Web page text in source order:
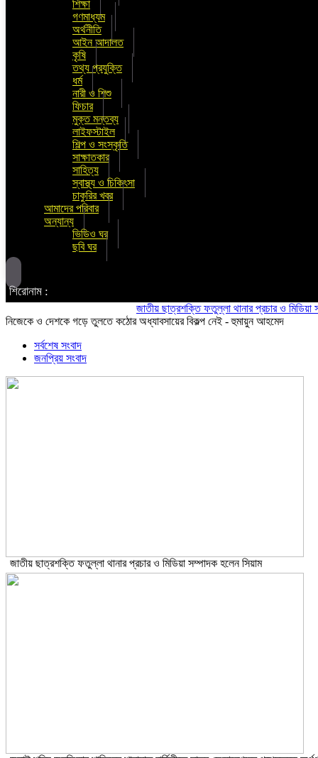
শিক্ষা
গণমাধ্যম
অর্থনীতি
আইন আদালত
কৃষি
তথ্য প্রযুক্তি
ধর্ম
নারী ও শিশু
ফিচার
মুক্ত মন্তব্য
লাইফস্টাইল
শিল্প ও সংস্কৃতি
সাক্ষাতকার
সাহিত্য
স্বাস্থ্য ও চিকিৎসা
চাকুরির খবর
আমাদের পরিবার
অন্যান্য
ভিডিও ঘর
ছবি ঘর
শিরোনাম :
জাতীয় ছাত্রশক্তি ফতুল্লা থানার প্রচার ও মিডিয়া সম্পাদক
নিজেকে ও দেশকে গড়ে তুলতে কঠোর অধ্যাবসায়ের বিকল্প নেই - হুমায়ুন আহমেদ
সর্বশেষ সংবাদ
জনপ্রিয় সংবাদ
জাতীয় ছাত্রশক্তি ফতুল্লা থানার প্রচার ও মিডিয়া সম্পাদক হলেন সিয়াম